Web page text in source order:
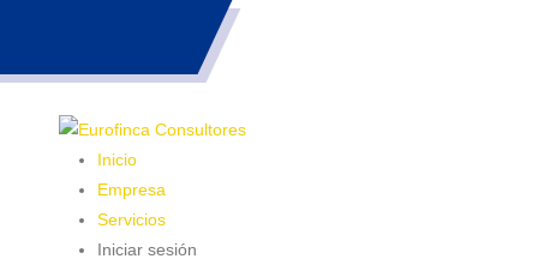
Inicio
Empresa
Servicios
Iniciar sesión